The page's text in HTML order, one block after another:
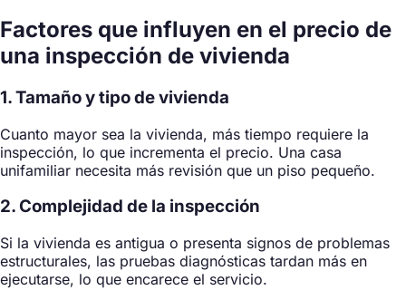
Factores que influyen en el precio de
una inspección de vivienda
1. Tamaño y tipo de vivienda
Cuanto mayor sea la vivienda, más tiempo requiere la
inspección, lo que incrementa el precio. Una casa
unifamiliar necesita más revisión que un piso pequeño.
2. Complejidad de la inspección
Si la vivienda es antigua o presenta signos de problemas
estructurales, las pruebas diagnósticas tardan más en
ejecutarse, lo que encarece el servicio.